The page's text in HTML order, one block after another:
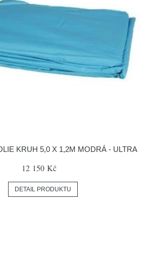
KRUH 5,0 X 1,2M MODRÁ - ULTRA
12 150 Kč
DETAIL PRODUKTU